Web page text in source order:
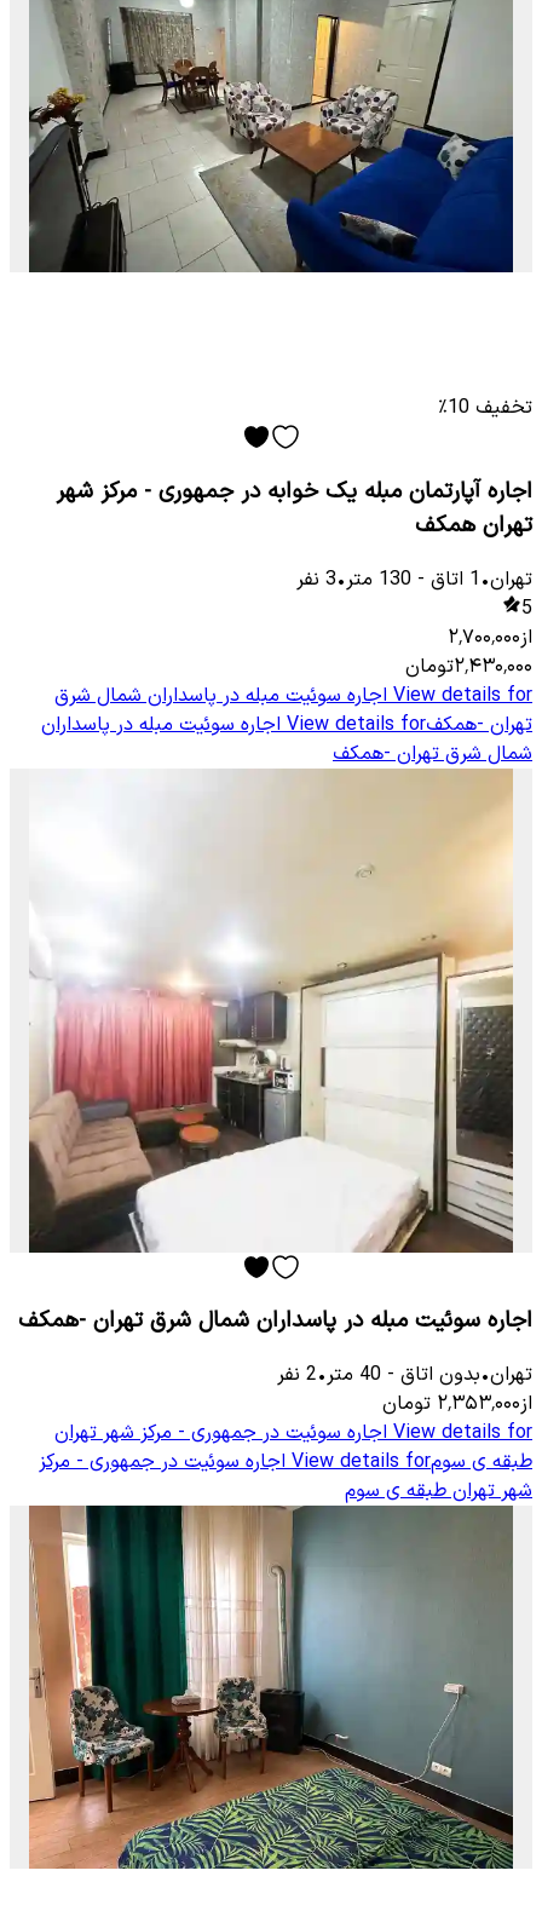
تخفیف 10٪
اجاره آپارتمان مبله یک خوابه در جمهوری - مرکز شهر
تهران همکف
تهران•
1 اتاق -
130 متر•
3 نفر
5
از۲٬۷۰۰٬۰۰۰
۲٬۴۳۰٬۰۰۰تومان
View details for اجاره سوئیت مبله در پاسداران شمال شرق
تهران -همکفView details for اجاره سوئیت مبله در پاسداران
شمال شرق تهران -همکف
اجاره سوئیت مبله در پاسداران شمال شرق تهران -همکف
تهران•بدون اتاق -
40 متر•
2 نفر
از۲٬۳۵۳٬۰۰۰ تومان
View details for اجاره سوئیت در جمهوری - مرکز شهر تهران
طبقه ی سومView details for اجاره سوئیت در جمهوری - مرکز
شهر تهران طبقه ی سوم